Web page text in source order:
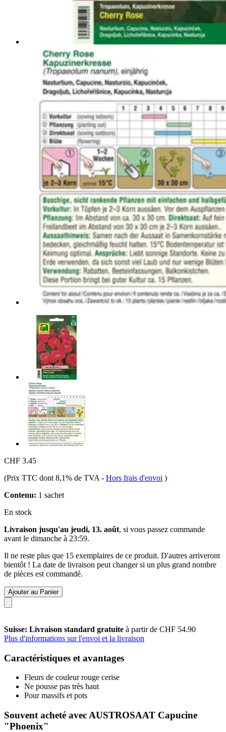
CHF 3.45
(Prix TTC dont 8,1% de TVA - Hors frais d'envoi )
Contenu: 1 sachet
En stock
Livraison jusqu'au jeudi, 13. août, si vous passez commande
avant le dimanche à 23:59.
Il ne reste plus que 15 exemplaires de ce produit. D'autres arriveront
bientôt ! La date de livraison peut changer si un plus grand nombre
de pièces est commandé.
Ajouter au Panier
Suisse: Livraison standard gratuite à partir de CHF 54.90
Plus d'informations sur l'envoi et la livraison
Caractéristiques et avantages
Fleurs de couleur rouge cerise
Ne pousse pas très haut
Pour massifs et pots
Souvent acheté avec AUSTROSAAT Capucine
"Phoenix"